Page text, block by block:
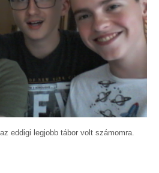
eddigi legjobb tábor volt számomra.